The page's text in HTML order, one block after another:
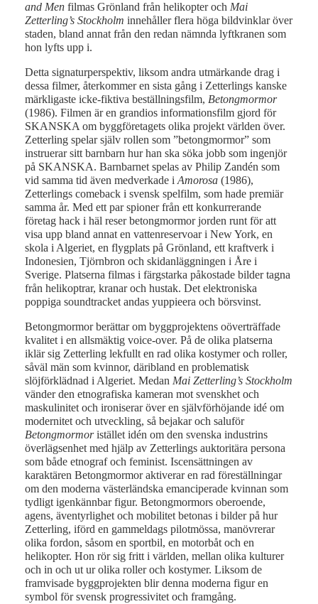
and Men filmas Grönland från helikopter och Mai
Zetterling’s Stockholm innehåller flera höga bildvinklar över
staden, bland annat från den redan nämnda lyftkranen som
hon lyfts upp i.
Detta signaturperspektiv, liksom andra utmärkande drag i
dessa filmer, återkommer en sista gång i Zetterlings kanske
märkligaste icke-fiktiva beställningsfilm, Betongmormor
(1986). Filmen är en grandios informationsfilm gjord för
SKANSKA om byggföretagets olika projekt världen över.
Zetterling spelar själv rollen som ”betongmormor” som
instruerar sitt barnbarn hur han ska söka jobb som ingenjör
på SKANSKA. Barnbarnet spelas av Philip Zandén som
vid samma tid även medverkade i Amorosa (1986),
Zetterlings comeback i svensk spelfilm, som hade premiär
samma år. Med ett par spioner från ett konkurrerande
företag hack i häl reser betongmormor jorden runt för att
visa upp bland annat en vattenreservoar i New York, en
skola i Algeriet, en flygplats på Grönland, ett kraftverk i
Indonesien, Tjörnbron och skidanläggningen i Åre i
Sverige. Platserna filmas i färgstarka påkostade bilder tagna
från helikoptrar, kranar och hustak. Det elektroniska
poppiga soundtracket andas yuppieera och börsvinst.
Betongmormor berättar om byggprojektens oöverträffade
kvalitet i en allsmäktig voice-over. På de olika platserna
iklär sig Zetterling lekfullt en rad olika kostymer och roller,
såväl män som kvinnor, däribland en problematisk
slöjförklädnad i Algeriet. Medan Mai Zetterling’s Stockholm
vänder den etnografiska kameran mot svenskhet och
maskulinitet och ironiserar över en självförhöjande idé om
modernitet och utveckling, så bejakar och saluför
Betongmormoristället idén om den svenska industrins
överlägsenhet med hjälp av Zetterlings auktoritära persona
som både etnograf och feminist. Iscensättningen av
karaktären Betongmormor aktiverar en rad föreställningar
om den moderna västerländska emanciperade kvinnan som
tydligt igenkännbar figur. Betongmormors oberoende,
agens, äventyrlighet och mobilitet betonas i bilder på hur
Zetterling, iförd en gammeldags pilotmössa, manövrerar
olika fordon, såsom en sportbil, en motorbåt och en
helikopter. Hon rör sig fritt i världen, mellan olika kulturer
och in och ut ur olika roller och kostymer. Liksom de
framvisade byggprojekten blir denna moderna figur en
symbol för svensk progressivitet och framgång.